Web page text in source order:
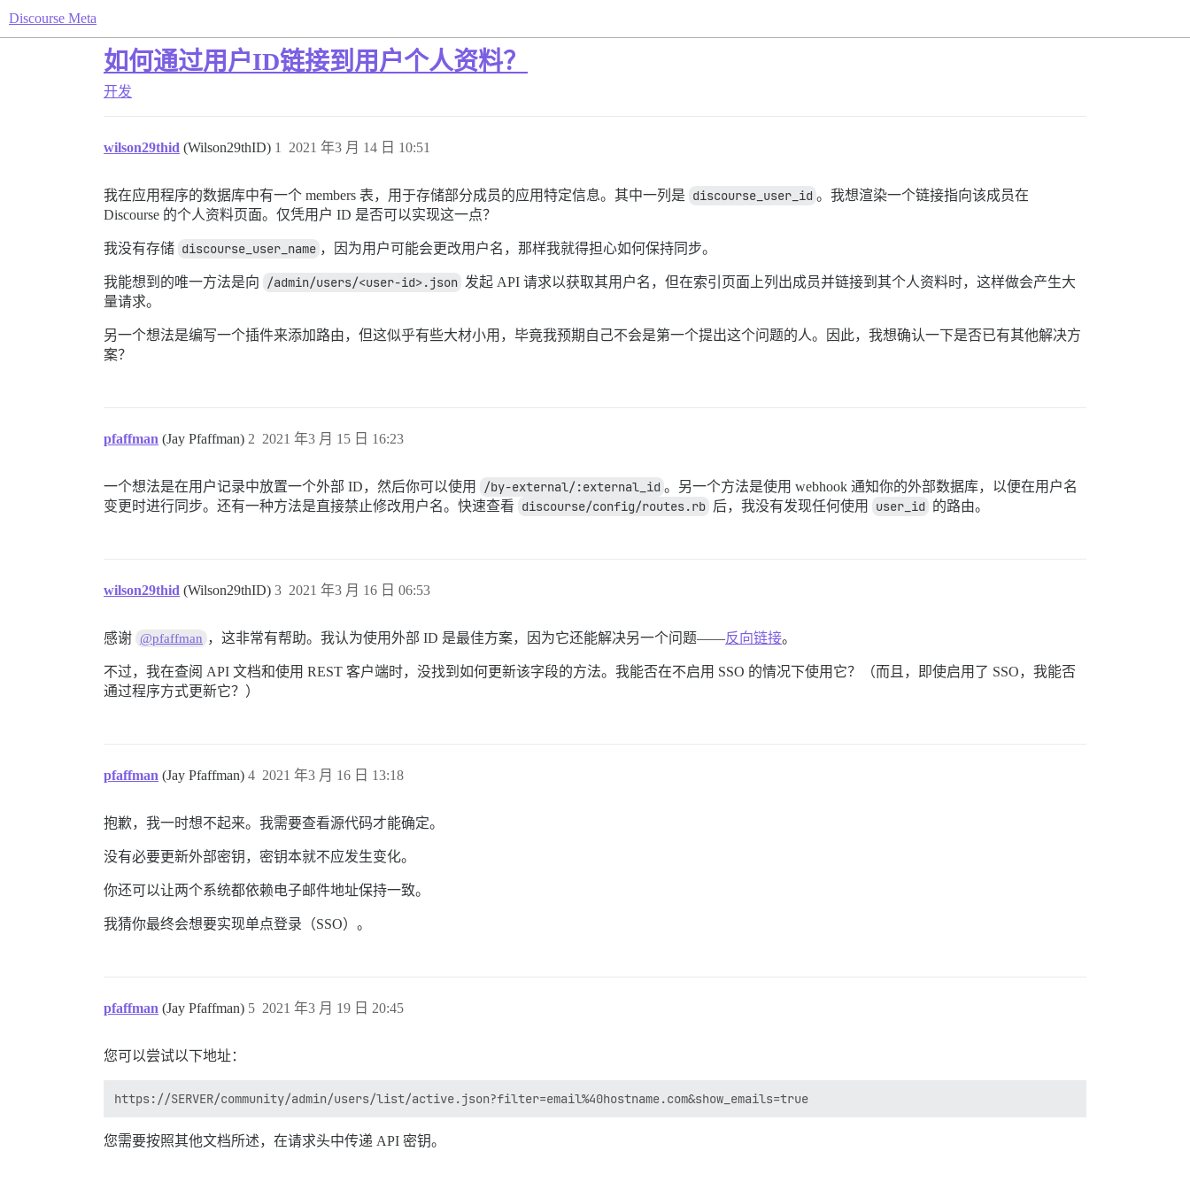
Discourse Meta
如何通过用户ID链接到用户个人资料？
开发
wilson29thid (Wilson29thID) 2021 年3 月 14 日 10:51
1
我在应用程序的数据库中有一个 members 表，用于存储部分成员的应用特定信息。其中一列是 discourse_user_id 。我想渲染一个链接指向该成员在
Discourse 的个人资料页面。仅凭用户 ID 是否可以实现这一点？
我没有存储 discourse_user_name ，因为用户可能会更改用户名，那样我就得担心如何保持同步。
我能想到的唯一方法是向 /admin/users/<user-id>.json 发起 API 请求以获取其用户名，但在索引页面上列出成员并链接到其个人资料时，这样做会产生大
量请求。
另一个想法是编写一个插件来添加路由，但这似乎有些大材小用，毕竟我预期自己不会是第一个提出这个问题的人。因此，我想确认一下是否已有其他解决方
案？
pfaffman (Jay Pfaffman) 2021 年3 月 15 日 16:23
2
一个想法是在用户记录中放置一个外部 ID，然后你可以使用 /by-external/:external_id 。另一个方法是使用 webhook 通知你的外部数据库，以便在用户名
变更时进行同步。还有一种方法是直接禁止修改用户名。快速查看 discourse/config/routes.rb 后，我没有发现任何使用 user_id 的路由。
wilson29thid (Wilson29thID) 2021 年3 月 16 日 06:53
3
感谢 @pfaffman ，这非常有帮助。我认为使用外部 ID 是最佳方案，因为它还能解决另一个问题——反向链接。
不过，我在查阅 API 文档和使用 REST 客户端时，没找到如何更新该字段的方法。我能否在不启用 SSO 的情况下使用它？（而且，即使启用了 SSO，我能否
通过程序方式更新它？）
pfaffman (Jay Pfaffman) 2021 年3 月 16 日 13:18
4
抱歉，我一时想不起来。我需要查看源代码才能确定。
没有必要更新外部密钥，密钥本就不应发生变化。
你还可以让两个系统都依赖电子邮件地址保持一致。
我猜你最终会想要实现单点登录（SSO）。
pfaffman (Jay Pfaffman) 2021 年3 月 19 日 20:45
5
您可以尝试以下地址：
您需要按照其他文档所述，在请求头中传递 API 密钥。